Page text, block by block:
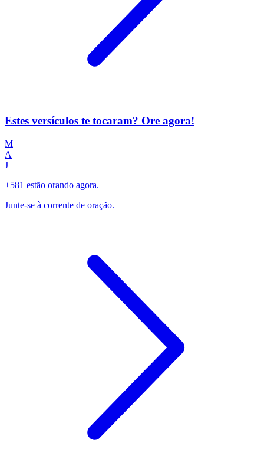
Estes versículos te tocaram? Ore agora!
M
A
J
+581 estão orando agora.
Junte-se à corrente de oração.